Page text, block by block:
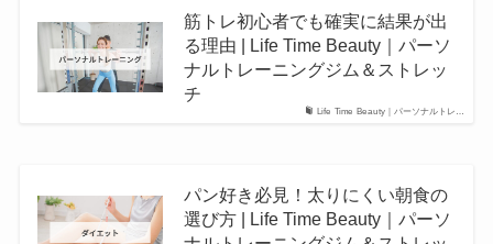
Life Time Beauty｜パーソナルトレ…
筋トレ初心者でも確実に結果が出
る理由 | Life Time Beauty｜パーソ
ナルトレーニングジム＆ストレッ
チ
パン好き必見！太りにくい朝食の
選び方 | Life Time Beauty｜パーソ